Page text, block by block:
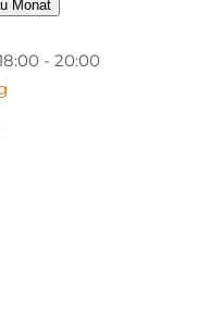
Monat
- 20:00